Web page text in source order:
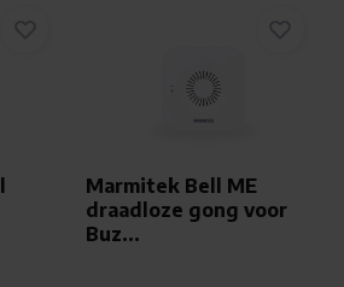
Marmitek Bell ME
draadloze gong voor
Buz...